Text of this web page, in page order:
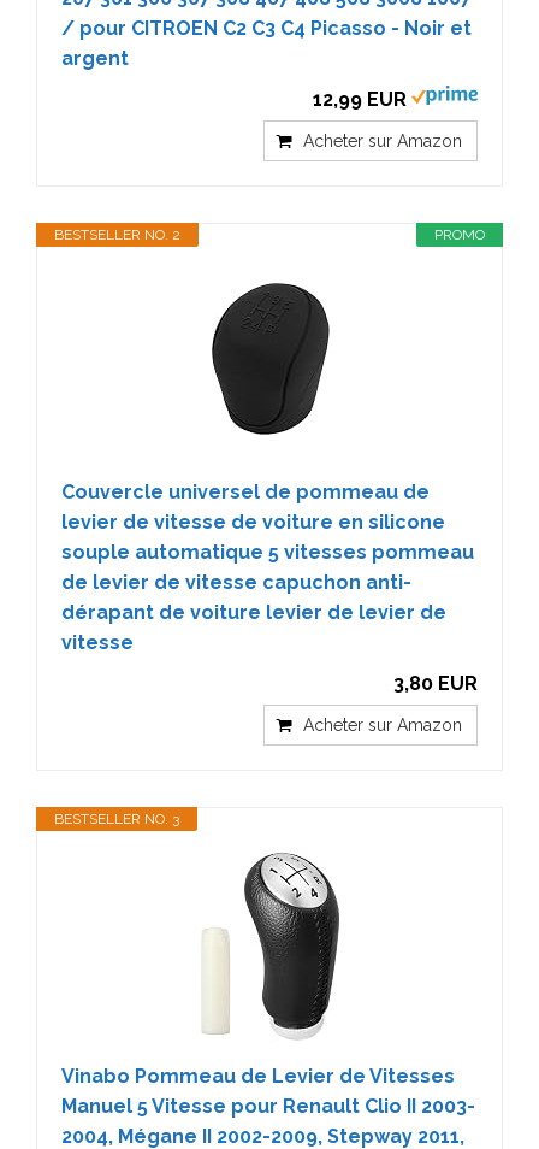
/ pour CITROEN C2 C3 C4 Picasso - Noir et
argent
12,99 EUR
Acheter sur Amazon
PROMO
BESTSELLER NO. 2
Couvercle universel de pommeau de
levier de vitesse de voiture en silicone
souple automatique 5 vitesses pommeau
de levier de vitesse capuchon anti-
dérapant de voiture levier de levier de
vitesse
3,80 EUR
Acheter sur Amazon
BESTSELLER NO. 3
Vinabo Pommeau de Levier de Vitesses
Manuel 5 Vitesse pour Renault Clio II 2003-
2004, Mégane II 2002-2009, Stepway 2011,